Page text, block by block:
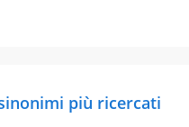
più ricercati